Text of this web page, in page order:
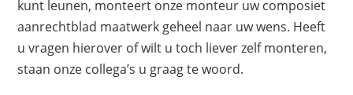
kunt leunen, monteert onze monteur uw composiet
aanrechtblad maatwerk geheel naar uw wens. Heeft
u vragen hierover of wilt u toch liever zelf monteren,
staan onze collega’s u graag te woord.